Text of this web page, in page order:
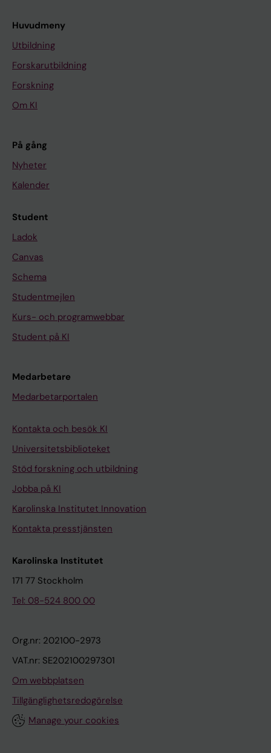
Huvudmeny
Utbildning
Forskarutbildning
Forskning
Om KI
På gång
Nyheter
Kalender
Student
Ladok
Canvas
Schema
Studentmejlen
Kurs- och programwebbar
Student på KI
Medarbetare
Medarbetarportalen
Kontakta och besök KI
Universitetsbiblioteket
Stöd forskning och utbildning
Jobba på KI
Karolinska Institutet Innovation
Kontakta presstjänsten
Karolinska Institutet
171 77 Stockholm
Tel: 08-524 800 00
Org.nr: 202100-2973
VAT.nr: SE202100297301
Om webbplatsen
Tillgänglighetsredogörelse
Manage your cookies